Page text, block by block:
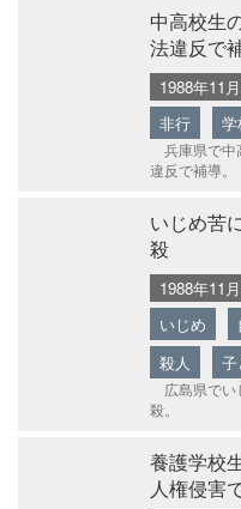
中高校生
法違反で
1988年11
非行
学
兵庫県で中
違反で補導。
いじめ苦
殺
1988年11
いじめ
殺人
子
広島県でい
殺。
養護学校
人権侵害